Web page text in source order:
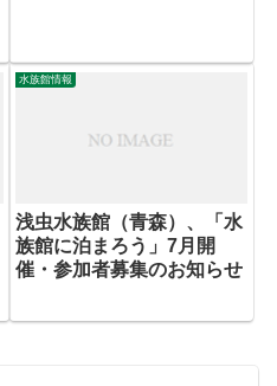
水族館情報
浅虫水族館（青森）、「水
族館に泊まろう」7月開
催・参加者募集のお知らせ